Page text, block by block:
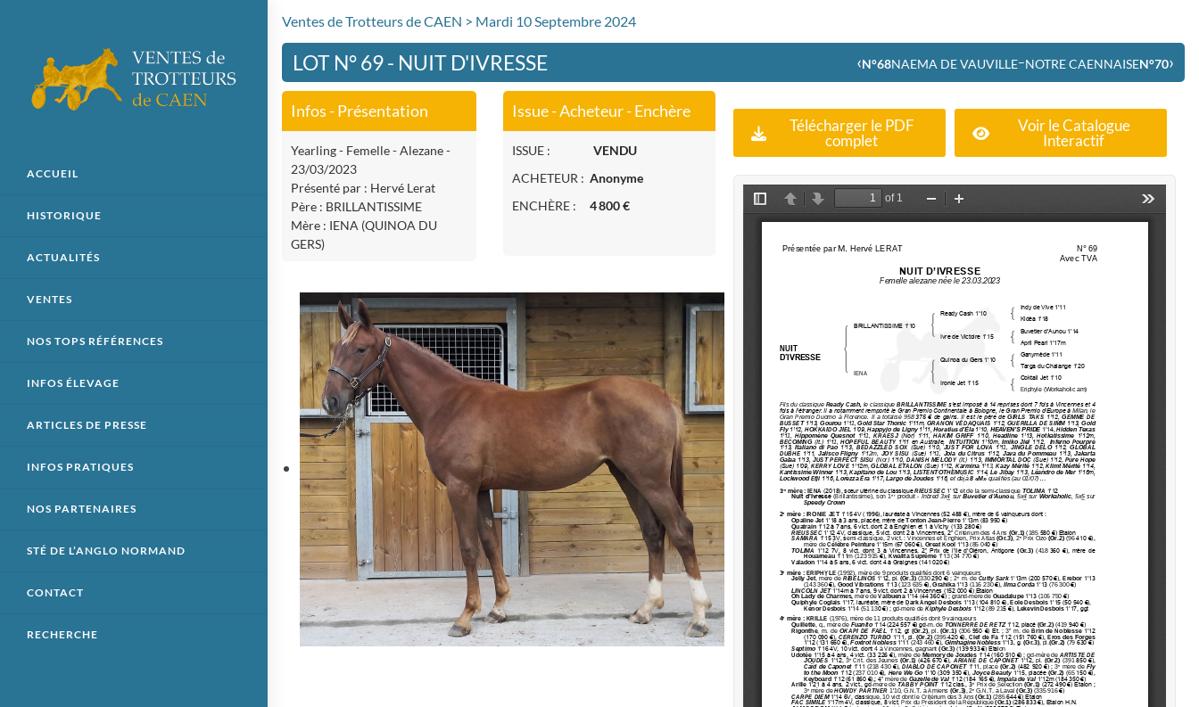
ACCUEIL
HISTORIQUE
ACTUALITÉS
VENTES
NOS TOPS RÉFÉRENCES
INFOS ÉLEVAGE
ARTICLES DE PRESSE
INFOS PRATIQUES
NOS PARTENAIRES
STÉ DE L’ANGLO NORMAND
CONTACT
RECHERCHE
Ventes de Trotteurs de CAEN > Mardi 10 Septembre 2024
LOT N° 69 - NUIT D'IVRESSE ‹N°68NAEMA DE VAUVILLE–NOTRE CAENNAISEN°70›
Infos - Présentation
Yearling - Femelle - Alezane -
23/03/2023
Présenté par : Hervé Lerat
Père : BRILLANTISSIME
Mère : IENA (QUINOA DU
GERS)
Issue - Acheteur - Enchère
ISSUE : VENDU
ACHETEUR : Anonyme
ENCHÈRE : 4 800 €
Télécharger le PDF
complet
Voir le Catalogue
Interactif